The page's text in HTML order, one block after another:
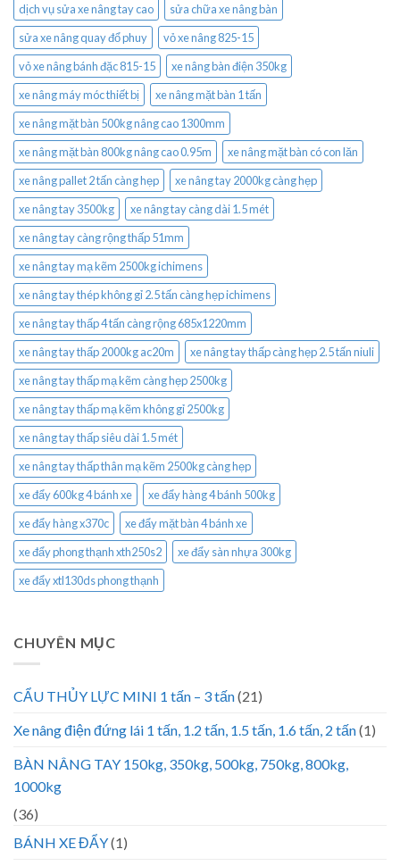
dịch vụ sửa xe nâng tay cao
sửa chữa xe nâng bàn
sửa xe nâng quay đổ phuy
vỏ xe nâng 825-15
vỏ xe nâng bánh đặc 815-15
xe nâng bàn điện 350kg
xe nâng máy móc thiết bị
xe nâng mặt bàn 1 tấn
xe nâng mặt bàn 500kg nâng cao 1300mm
xe nâng mặt bàn 800kg nâng cao 0.95m
xe nâng mặt bàn có con lăn
xe nâng pallet 2 tấn càng hẹp
xe nâng tay 2000kg càng hẹp
xe nâng tay 3500kg
xe nâng tay càng dài 1.5 mét
xe nâng tay càng rộng thấp 51mm
xe nâng tay mạ kẽm 2500kg ichimens
xe nâng tay thép không gỉ 2.5 tấn càng hẹp ichimens
xe nâng tay thấp 4 tấn càng rộng 685x1220mm
xe nâng tay thấp 2000kg ac20m
xe nâng tay thấp càng hẹp 2.5 tấn niuli
xe nâng tay thấp mạ kẽm càng hẹp 2500kg
xe nâng tay thấp mạ kẽm không gỉ 2500kg
xe nâng tay thấp siêu dài 1.5 mét
xe nâng tay thấp thân mạ kẽm 2500kg càng hẹp
xe đẩy 600kg 4 bánh xe
xe đẩy hàng 4 bánh 500kg
xe đẩy hàng x370c
xe đẩy mặt bàn 4 bánh xe
xe đẩy phong thạnh xth250s2
xe đẩy sàn nhựa 300kg
xe đẩy xtl130ds phong thạnh
CHUYÊN MỤC
CẨU THỦY LỰC MINI 1 tấn – 3 tấn(21)
Xe nâng điện đứng lái 1 tấn, 1.2 tấn, 1.5 tấn, 1.6 tấn, 2 tấn(1)
BÀN NÂNG TAY 150kg, 350kg, 500kg, 750kg, 800kg,
1000kg
(36)
BÁNH XE ĐẨY(1)